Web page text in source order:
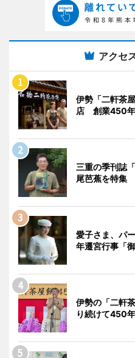
アクセ
伊勢「二軒茶
店 創業450年
三重の季刊誌
尾芭蕉を特集
愛子さま、パ
年遷宮行事「
伊勢の「二軒
り続けて450年